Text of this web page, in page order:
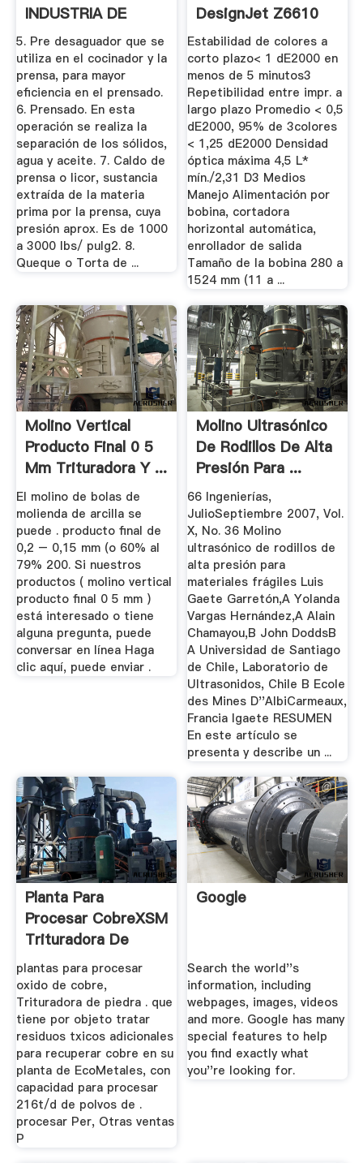
INDUSTRIA DE
HARINA DE ...
5. Pre desaguador que se
utiliza en el cocinador y la
prensa, para mayor
eficiencia en el prensado.
6. Prensado. En esta
operación se realiza la
separación de los sólidos,
agua y aceite. 7. Caldo de
prensa o licor, sustancia
extraída de la materia
prima por la prensa, cuya
presión aprox. Es de 1000
a 3000 lbs/ pulg2. 8.
Queque o Torta de ...
DesignJet Z6610
Estabilidad de colores a
corto plazo< 1 dE2000 en
menos de 5 minutos3
Repetibilidad entre impr. a
largo plazo Promedio < 0,5
dE2000, 95% de 3colores
< 1,25 dE2000 Densidad
óptica máxima 4,5 L*
mín./2,31 D3 Medios
Manejo Alimentación por
bobina, cortadora
horizontal automática,
enrollador de salida
Tamaño de la bobina 280 a
1524 mm (11 a ...
Molino Vertical
Producto Final 0 5
Mm Trituradora Y ...
El molino de bolas de
molienda de arcilla se
puede . producto final de
0,2 – 0,15 mm (o 60% al
79% 200. Si nuestros
productos ( molino vertical
producto final 0 5 mm )
está interesado o tiene
alguna pregunta, puede
conversar en línea Haga
clic aquí, puede enviar .
Molino Ultrasónico
De Rodillos De Alta
Presión Para ...
66 Ingenierías,
JulioSeptiembre 2007, Vol.
X, No. 36 Molino
ultrasónico de rodillos de
alta presión para
materiales frágiles Luis
Gaete Garretón,A Yolanda
Vargas Hernández,A Alain
Chamayou,B John DoddsB
A Universidad de Santiago
de Chile, Laboratorio de
Ultrasonidos, Chile B Ecole
des Mines D''AlbiCarmeaux,
Francia lgaete RESUMEN
En este artículo se
presenta y describe un ...
Planta Para
Procesar CobreXSM
Trituradora De
Compra Venta
plantas para procesar
oxido de cobre,
Trituradora de piedra . que
tiene por objeto tratar
residuos txicos adicionales
para recuperar cobre en su
planta de EcoMetales, con
capacidad para procesar
216t/d de polvos de .
procesar Per, Otras ventas
P
Google
Search the world''s
information, including
webpages, images, videos
and more. Google has many
special features to help
you find exactly what
you''re looking for.